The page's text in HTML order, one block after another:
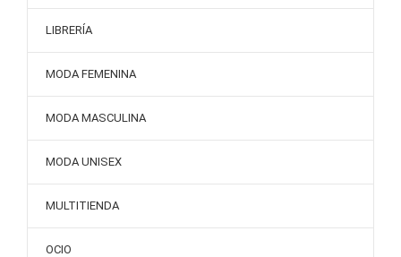
LIBRERÍA
MODA FEMENINA
MODA MASCULINA
MODA UNISEX
MULTITIENDA
OCIO